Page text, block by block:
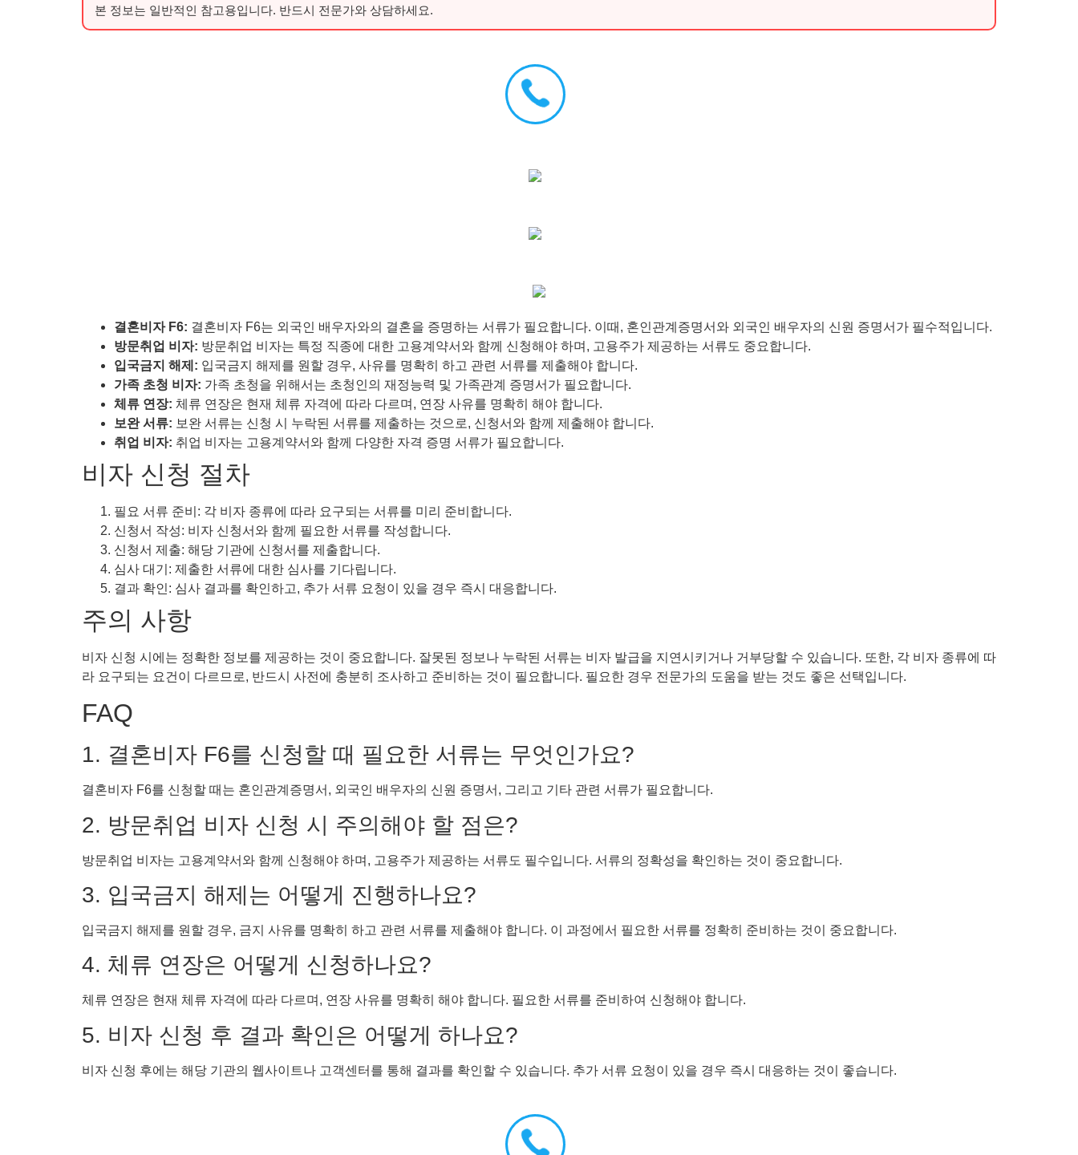
본 정보는 일반적인 참고용입니다. 반드시 전문가와 상담하세요.
결혼비자 F6: 결혼비자 F6는 외국인 배우자와의 결혼을 증명하는 서류가 필요합니다. 이때, 혼인관계증명서와 외국인 배우자의 신원 증명서가 필수적입니다.
방문취업 비자: 방문취업 비자는 특정 직종에 대한 고용계약서와 함께 신청해야 하며, 고용주가 제공하는 서류도 중요합니다.
입국금지 해제: 입국금지 해제를 원할 경우, 사유를 명확히 하고 관련 서류를 제출해야 합니다.
가족 초청 비자: 가족 초청을 위해서는 초청인의 재정능력 및 가족관계 증명서가 필요합니다.
체류 연장: 체류 연장은 현재 체류 자격에 따라 다르며, 연장 사유를 명확히 해야 합니다.
보완 서류: 보완 서류는 신청 시 누락된 서류를 제출하는 것으로, 신청서와 함께 제출해야 합니다.
취업 비자: 취업 비자는 고용계약서와 함께 다양한 자격 증명 서류가 필요합니다.
비자 신청 절차
필요 서류 준비: 각 비자 종류에 따라 요구되는 서류를 미리 준비합니다.
신청서 작성: 비자 신청서와 함께 필요한 서류를 작성합니다.
신청서 제출: 해당 기관에 신청서를 제출합니다.
심사 대기: 제출한 서류에 대한 심사를 기다립니다.
결과 확인: 심사 결과를 확인하고, 추가 서류 요청이 있을 경우 즉시 대응합니다.
주의 사항
비자 신청 시에는 정확한 정보를 제공하는 것이 중요합니다. 잘못된 정보나 누락된 서류는 비자 발급을 지연시키거나 거부당할 수 있습니다. 또한, 각 비자 종류에 따
라 요구되는 요건이 다르므로, 반드시 사전에 충분히 조사하고 준비하는 것이 필요합니다. 필요한 경우 전문가의 도움을 받는 것도 좋은 선택입니다.
FAQ
1. 결혼비자 F6를 신청할 때 필요한 서류는 무엇인가요?
결혼비자 F6를 신청할 때는 혼인관계증명서, 외국인 배우자의 신원 증명서, 그리고 기타 관련 서류가 필요합니다.
2. 방문취업 비자 신청 시 주의해야 할 점은?
방문취업 비자는 고용계약서와 함께 신청해야 하며, 고용주가 제공하는 서류도 필수입니다. 서류의 정확성을 확인하는 것이 중요합니다.
3. 입국금지 해제는 어떻게 진행하나요?
입국금지 해제를 원할 경우, 금지 사유를 명확히 하고 관련 서류를 제출해야 합니다. 이 과정에서 필요한 서류를 정확히 준비하는 것이 중요합니다.
4. 체류 연장은 어떻게 신청하나요?
체류 연장은 현재 체류 자격에 따라 다르며, 연장 사유를 명확히 해야 합니다. 필요한 서류를 준비하여 신청해야 합니다.
5. 비자 신청 후 결과 확인은 어떻게 하나요?
비자 신청 후에는 해당 기관의 웹사이트나 고객센터를 통해 결과를 확인할 수 있습니다. 추가 서류 요청이 있을 경우 즉시 대응하는 것이 좋습니다.